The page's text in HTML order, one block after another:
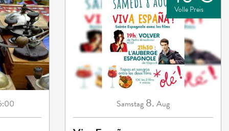
Volle Preis
Samstag 8. Aug